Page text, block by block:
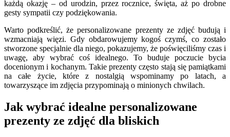
każdą okazję – od urodzin, przez rocznice, święta, aż po drobne
gesty sympatii czy podziękowania.
Warto podkreślić, że personalizowane prezenty ze zdjęć budują i
wzmacniają więzi. Gdy obdarowujemy kogoś czymś, co zostało
stworzone specjalnie dla niego, pokazujemy, że poświęciliśmy czas i
uwagę, aby wybrać coś idealnego. To buduje poczucie bycia
docenionym i kochanym. Takie prezenty często stają się pamiątkami
na całe życie, które z nostalgią wspominamy po latach, a
towarzyszące im zdjęcia przypominają o minionych chwilach.
Jak wybrać idealne personalizowane
prezenty ze zdjęć dla bliskich